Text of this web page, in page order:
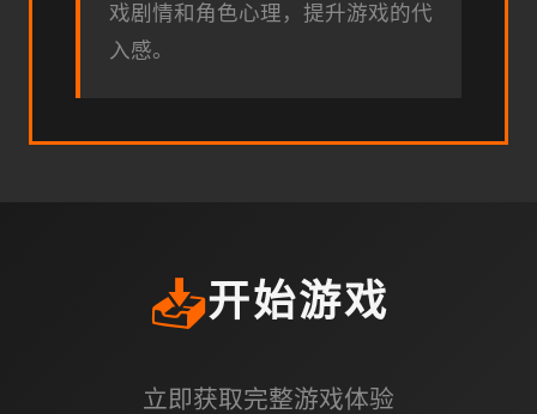
戏剧情和角色心理，提升游戏的代
入感。
📥开始游戏
立即获取完整游戏体验